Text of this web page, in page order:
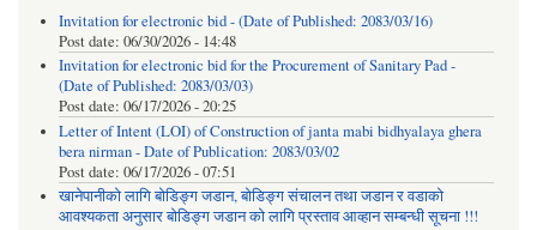
Invitation for electronic bid - (Date of Published: 2083/03/16)
Post date: 06/30/2026 - 14:48
Invitation for electronic bid for the Procurement of Sanitary Pad -
(Date of Published: 2083/03/03)
Post date: 06/17/2026 - 20:25
Letter of Intent (LOI) of Construction of janta mabi bidhyalaya ghera
bera nirman - Date of Publication: 2083/03/02
Post date: 06/17/2026 - 07:51
खानेपानीको लागि बोडिङ्ग जडान, बोडिङ्ग संचालन तथा जडान र वडाको
आवश्यकता अनुसार बोडिङ्ग जडान को लागि प्रस्ताव आव्हान सम्बन्धी सूचना !!!